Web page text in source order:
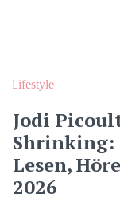
Lifestyle
Jodi
Shrinking:
Lesen,
2026